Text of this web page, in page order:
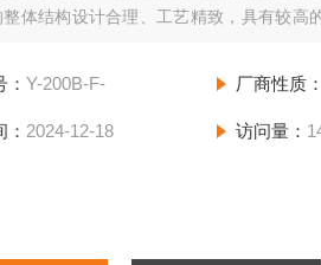
体结构设计合理、工艺精致，具有较高
化的理想配套产品。
：Y-200B-F- 厂商性质：
2024-12-18 访问量：